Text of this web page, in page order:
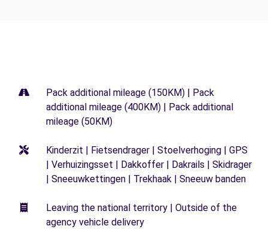
Pack additional mileage (150KM) | Pack
additional mileage (400KM) | Pack additional
mileage (50KM)
Kinderzit | Fietsendrager | Stoelverhoging | GPS
| Verhuizingsset | Dakkoffer | Dakrails | Skidrager
| Sneeuwkettingen | Trekhaak | Sneeuw banden
Leaving the national territory | Outside of the
agency vehicle delivery